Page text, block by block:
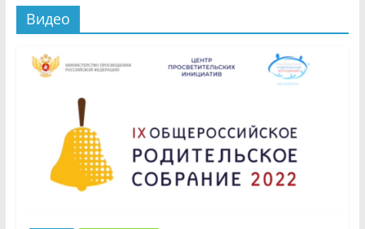
Видео